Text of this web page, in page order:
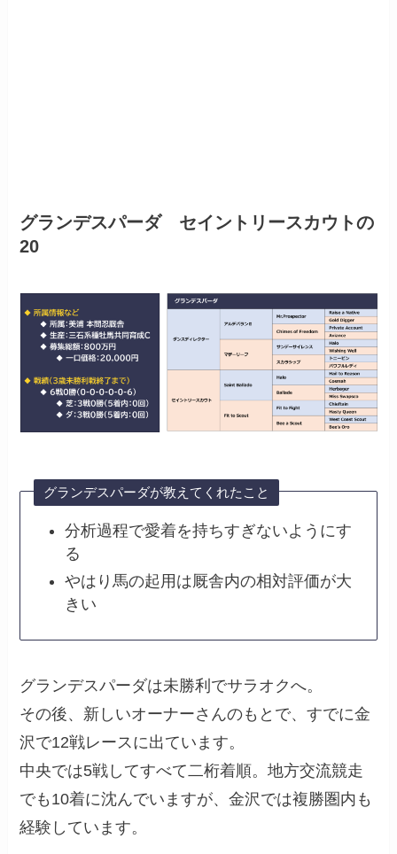
グランデスパーダ セイントリースカウトの
20
グランデスパーダが教えてくれたこと
分析過程で愛着を持ちすぎないようにす
る
やはり馬の起用は厩舎内の相対評価が大
きい
グランデスパーダは未勝利でサラオクへ。
その後、新しいオーナーさんのもとで、すでに金
沢で12戦レースに出ています。
中央では5戦してすべて二桁着順。地方交流競走
でも10着に沈んでいますが、金沢では複勝圏内も
経験しています。